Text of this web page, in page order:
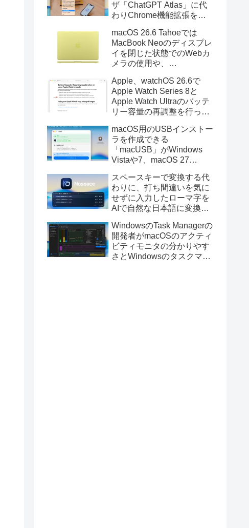
ザ「ChatGPT Atlas」に代
わりChrome機能拡張をア
画の質問やAsk ChatGPT機
能を追加。
macOS 26.6 Tahoeでは
MacBook Neoのディスプレ
イを閉じた状態でのWebカ
メラの使用や、
利用しMacBook Neoを復元
する際の安定性が向上。
Apple、watchOS 26.6で
Apple Watch Series 8と
Apple Watch Ultraのバッテ
リー容量の再調整を行った
macOS用のUSBインストー
ラを作成できる
「macUSB」がWindows
Vistaや7、macOS 27
トーラの作成に対応。
スペースキーで変換する代
わりに、打ち間違いを気に
せずに入力したローマ字を
AIで自然な日本語に変換し
力アプリ「Nospace」がリ
リース。
WindowsのTask Managerの
開発者がmacOSのアクティ
ビティモニタの分かりやす
さとWindowsのタスクマネ